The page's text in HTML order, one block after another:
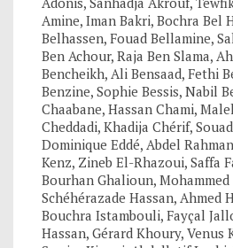
Amine, Iman Bakri, Bochra Bel
Belhassen, Fouad Bellamine,
Ben Achour, Raja Ben Slama,
Bencheikh, Ali Bensaad, Fethi
Benzine, Sophie Bessis, Nabil
Chaabane, Hassan Chami,
Cheddadi, Khadija Chérif,
Dominique Eddé, Abdel
Kenz, Zineb El-Rhazoui, Saffa
Bourhan Ghalioun, Mohammed
Schéhérazade Hassan, Ahmed
Bouchra Istambouli, Fayçal
Hassan, Gérard Khoury, Venus